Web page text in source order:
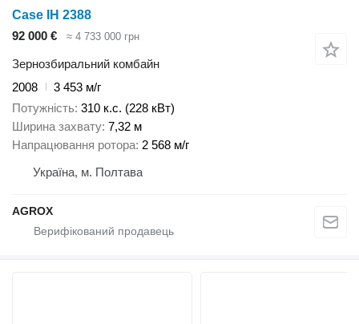
Case IH 2388
92 000 €
≈ 4 733 000 грн
Зернозбиральний комбайн
2008
3 453 м/г
Потужність 310 к.с. (228 кВт)
Ширина захвату 7,32 м
Напрацювання ротора 2 568 м/г
Україна, м. Полтава
AGROX